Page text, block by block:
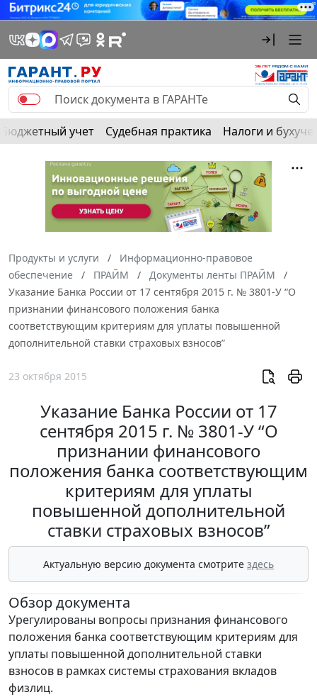
Бюджетный учет Судебная практика Налоги и
Продукты и услуги
Информационно-правовое
обеспечение
ПРАЙМ
Документы ленты ПРАЙМ
Указание Банка России от 17 сентября 2015 г. № 3801-У “О
признании финансового положения банка
соответствующим критериям для уплаты повышенной
дополнительной ставки страховых взносов”
23 октября 2015
Указание Банка России от 17
сентября 2015 г. № 3801-У “О
признании финансового
положения банка соответствующим
критериям для уплаты
повышенной дополнительной
ставки страховых взносов”
Актуальную версию документа смотрите здесь
Обзор документа
Урегулированы вопросы признания финансового
положения банка соответствующим критериям для
уплаты повышенной дополнительной ставки
взносов в рамках системы страхования вкладов
физлиц.